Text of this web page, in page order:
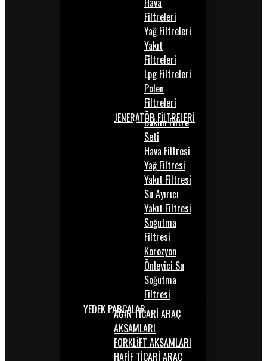
Filtreleri
Yağ Filtreleri
Yakıt
Filtreleri
Lpg Filtreleri
Polen
Filtreleri
JENERATÖR FİLTRELERİ
Bakım Filtre
Seti
Hava Filtresi
Yağ Filtresi
Yakıt Filtresi
Su Ayırıcı
Yakıt Filtresi
Soğutma
Filtresi
Korozyon
Önleyici Su
Soğutma
Filtresi
YEDEK PARÇALARAĞIR TİCARİ ARAÇ
AKSAMLARI
FORKLİFT AKSAMLARI
HAFİF TİCARİ ARAÇ